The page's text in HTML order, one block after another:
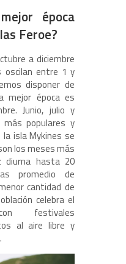
época
Feroe?
a diciembre
oscilan entre 1 y
disponer de
mejor época es
Junio, julio y
populares y
isla Mykines se
los meses más
diurna hasta 20
promedio de
cantidad de
celebra el
festivales
al aire libre y